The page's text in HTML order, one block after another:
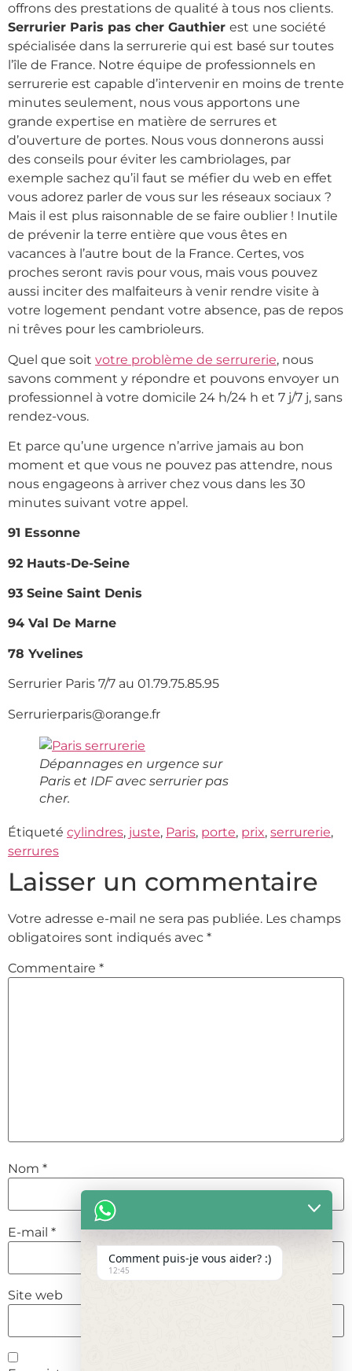
offrons des prestations de qualité à tous nos clients.
Serrurier Paris pas cher Gauthier est une société
spécialisée dans la serrurerie qui est basé sur toutes
l’île de France. Notre équipe de professionnels en
serrurerie est capable d’intervenir en moins de trente
minutes seulement, nous vous apportons une
grande expertise en matière de serrures et
d’ouverture de portes. Nous vous donnerons aussi
des conseils pour éviter les cambriolages, par
exemple sachez qu’il faut se méfier du web en effet
vous adorez parler de vous sur les réseaux sociaux ?
Mais il est plus raisonnable de se faire oublier ! Inutile
de prévenir la terre entière que vous êtes en
vacances à l’autre bout de la France. Certes, vos
proches seront ravis pour vous, mais vous pouvez
aussi inciter des malfaiteurs à venir rendre visite à
votre logement pendant votre absence, pas de repos
ni trêves pour les cambrioleurs.
Quel que soit votre problème de serrurerie, nous
savons comment y répondre et pouvons envoyer un
professionnel à votre domicile 24 h/24 h et 7 j/7 j, sans
rendez-vous.
Et parce qu’une urgence n’arrive jamais au bon
moment et que vous ne pouvez pas attendre, nous
nous engageons à arriver chez vous dans les 30
minutes suivant votre appel.
91 Essonne
92 Hauts-De-Seine
93 Seine Saint Denis
94 Val De Marne
78 Yvelines
Serrurier Paris 7/7 au 01.79.75.85.95
Serrurierparis@orange.fr
Dépannages en urgence sur
Paris et IDF avec serrurier pas
cher.
Étiqueté cylindres, juste, Paris, porte, prix, serrurerie,
serrures
Laisser un commentaire
Votre adresse e-mail ne sera pas publiée. Les champs
obligatoires sont indiqués avec *
Commentaire *
Nom *
E-mail *
Site web
Comment puis-je vous aider? :)
12:45